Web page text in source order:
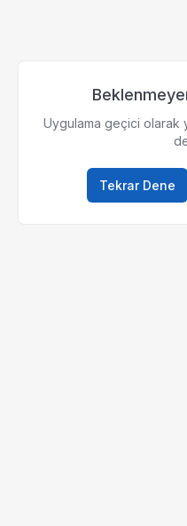
Uygulama geçici olarak
Tekrar Dene